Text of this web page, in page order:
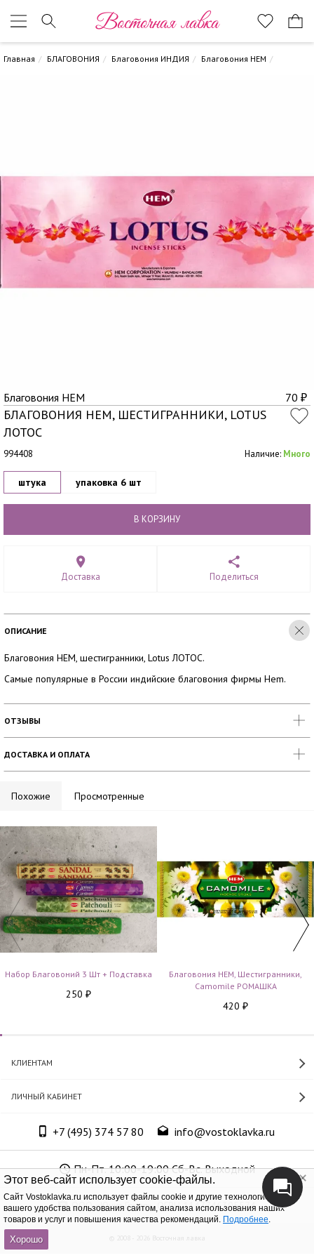
Этот веб-сайт использует cookie-файлы.
Cайт Vostoklavka.ru использует файлы cookie и другие технологии для
вашего удобства пользования сайтом, анализа использования наших
товаров и услуг и повышения качества рекомендаций. Подробнее.
Хорошо
Восточная лавка
Главная БЛАГОВОНИЯ Благовония ИНДИЯ Благовония HEM
Благовония HEM 70 ₽
БЛАГОВОНИЯ HEM, ШЕСТИГРАННИКИ, LOTUS
ЛОТОС
994408 Наличие: Много
штука упаковка 6 шт
В КОРЗИНУ
Доставка Поделиться
ОПИСАНИЕ
Благовония HEM, шестигранники, Lotus ЛОТОС.
Самые популярные в России индийские благовония фирмы Hem.
ОТЗЫВЫ
ДОСТАВКА И ОПЛАТА
Похожие Просмотренные
Набор Благовоний 3 Шт + Подставка
250 ₽
Благовония HEM, Шестигранники,
Camomile РОМАШКА
420 ₽
КЛИЕНТАМ
ЛИЧНЫЙ КАБИНЕТ
+7 (495) 374 57 80 info@vostoklavka.ru
Пн-Пт. 10:00-19:00 Сб-Вс. Выходной
ООО «Юнит Групп», ОГРН 1147746305574